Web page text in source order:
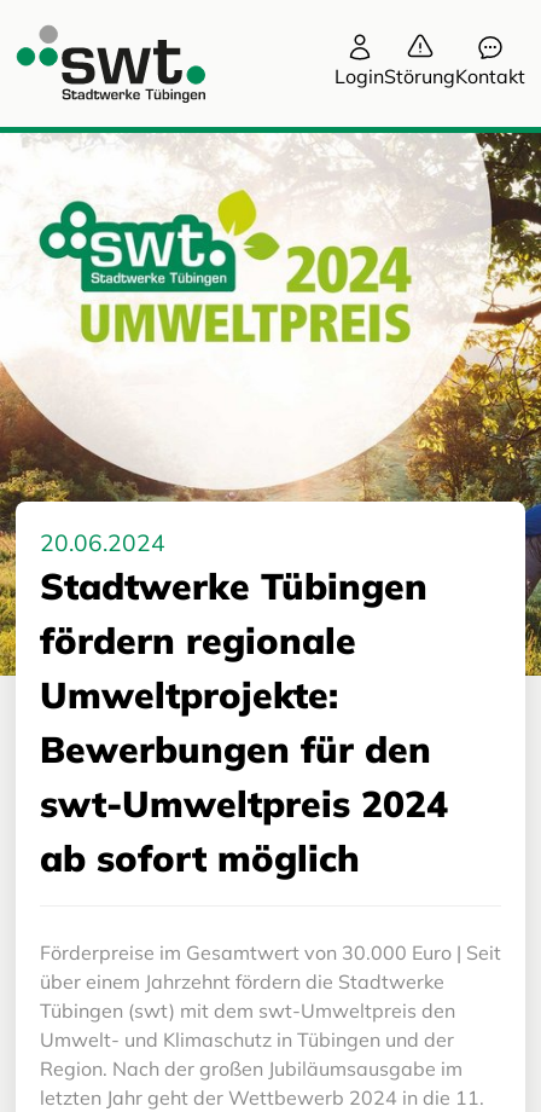
LoginStörungKontakt
20.06.2024
Stadtwerke Tübingen
fördern regionale
Umweltprojekte:
Bewerbungen für den
swt-Umweltpreis 2024
ab sofort möglich
Förderpreise im Gesamtwert von 30.000 Euro | Seit
über einem Jahrzehnt fördern die Stadtwerke
Tübingen (swt) mit dem swt-Umweltpreis den
Umwelt- und Klimaschutz in Tübingen und der
Region. Nach der großen Jubiläumsausgabe im
letzten Jahr geht der Wettbewerb 2024 in die 11.